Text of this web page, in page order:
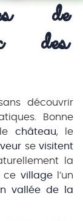
de
des
découvrir
Bonne
château, le
se visitent
la
ce villagel’un
vallée de la